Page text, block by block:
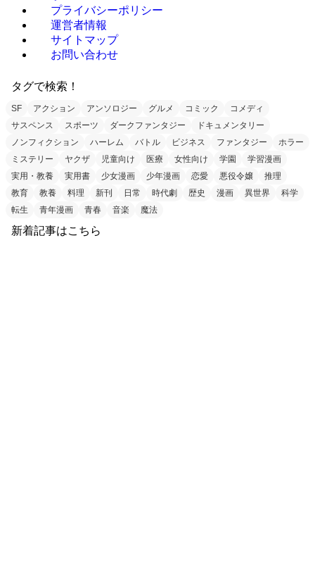
プライバシーポリシー
運営者情報
サイトマップ
お問い合わせ
タグで検索！
SF アクション アンソロジー グルメ コミック
コメディ
サスペンス
スポーツ ダークファンタジー
ドキュメンタリー
ノンフィクション
ハーレム バトル ビジネス ファンタジー
ホラー
ミステリー
ヤクザ 児童向け 医療 女性向け 学園
学習漫画
実用・教養
実用書 少女漫画 少年漫画 恋愛 悪役令嬢
推理
教育
教養 料理 新刊 日常 時代劇 歴史 漫画 異世界
科学
転生
青年漫画 青春 音楽 魔法
新着記事はこちら